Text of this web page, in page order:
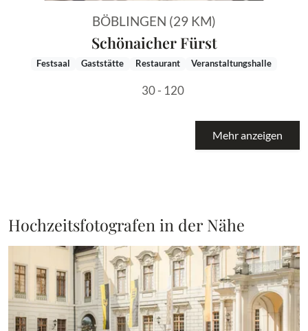
BÖBLINGEN (29 KM)
Schönaicher Fürst
Festsaal Gaststätte Restaurant Veranstaltungshalle
30 - 120
Mehr anzeigen
Hochzeitsfotografen in der Nähe